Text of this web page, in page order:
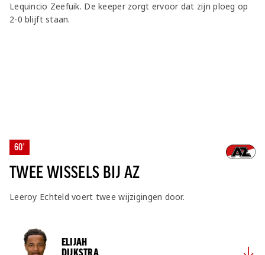
Lequincio Zeefuik. De keeper zorgt ervoor dat zijn ploeg op
2-0 blijft staan.
60'
TWEE WISSELS BIJ AZ
Leeroy Echteld voert twee wijzigingen door.
ELIJAH